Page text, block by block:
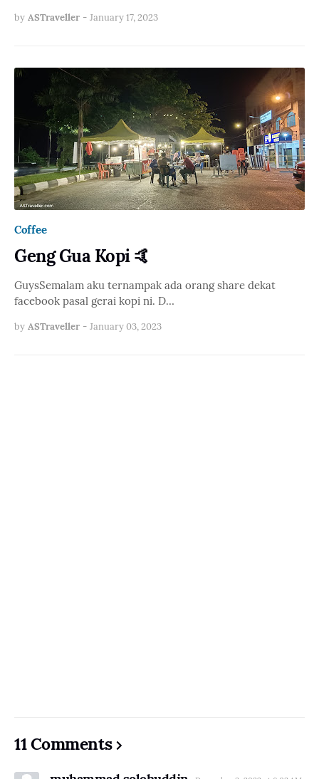
by ASTraveller - January 17, 2023
Coffee
Geng Gua Kopi 🤙
GuysSemalam aku ternampak ada orang share dekat
facebook pasal gerai kopi ni. D…
by ASTraveller - January 03, 2023
11 Comments